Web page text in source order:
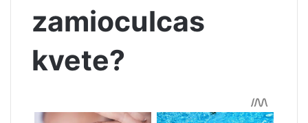
zamioculcas
kvete?